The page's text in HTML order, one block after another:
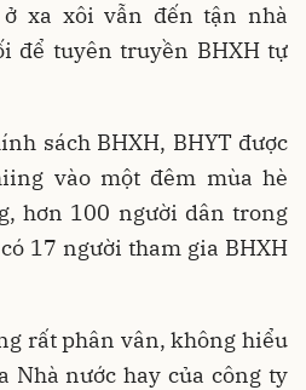
xa xôi vẫn đến tận nhà
để tuyên truyền BHXH tự
sách BHXH, BHYT được
vào một đêm mùa hè
hơn 100 người dân trong
17 người tham gia BHXH
rất phân vân, không hiểu
Nhà nước hay của công ty